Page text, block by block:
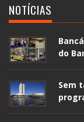
NOTÍCIAS
do
Sem